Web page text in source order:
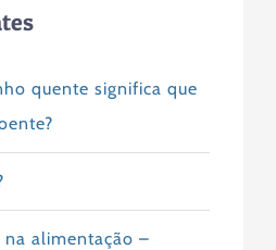
quente significa que
alimentação –